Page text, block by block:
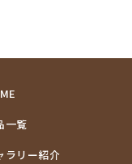
一覧
ラリー紹介